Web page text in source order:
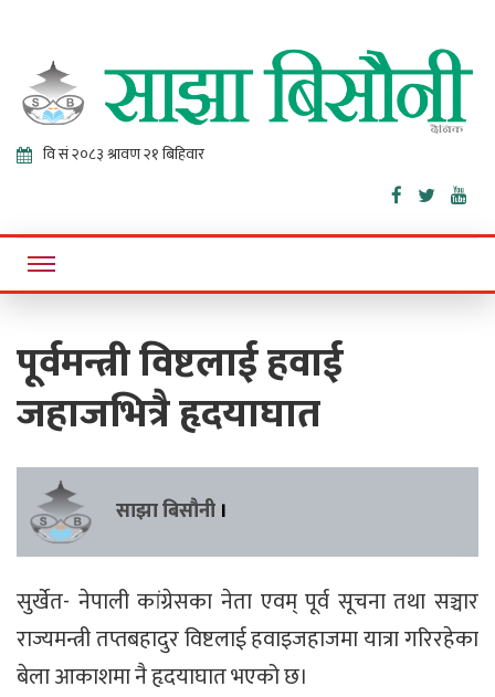
Sajha
Bisaunee
Online News Portal
पूर्वमन्त्री विष्टलाई हवाई
जहाजभित्रै हृदयाघात
साझा बिसौनी ।
सुर्खेत- नेपाली कांग्रेसका नेता एवम् पूर्व सूचना तथा सञ्चार
राज्यमन्त्री तप्तबहादुर विष्टलाई हवाइजहाजमा यात्रा गरिरहेका
बेला आकाशमा नै हृदयाघात भएको छ।